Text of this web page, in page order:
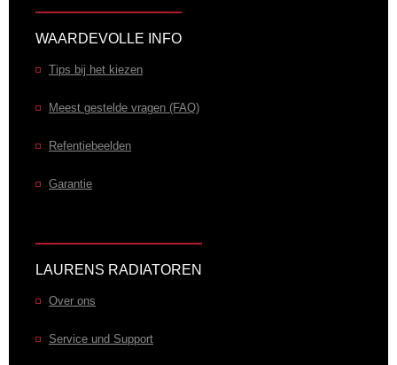
WAARDEVOLLE INFO
Tips bij het kiezen
Meest gestelde vragen (FAQ)
Refentiebeelden
Garantie
LAURENS RADIATOREN
Over ons
Service und Support